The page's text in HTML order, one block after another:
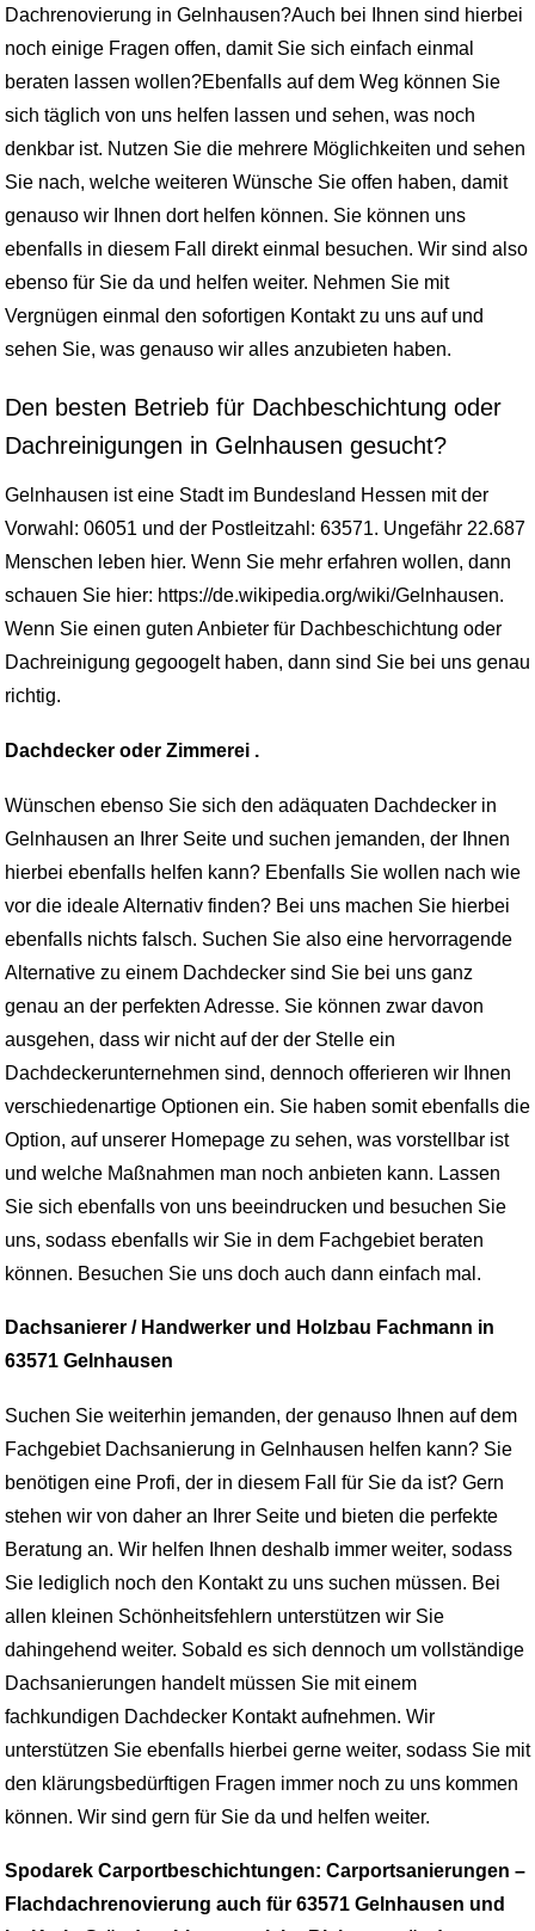
Dachrenovierung in Gelnhausen?Auch bei Ihnen sind hierbei
noch einige Fragen offen, damit Sie sich einfach einmal
beraten lassen wollen?Ebenfalls auf dem Weg können Sie
sich täglich von uns helfen lassen und sehen, was noch
denkbar ist. Nutzen Sie die mehrere Möglichkeiten und sehen
Sie nach, welche weiteren Wünsche Sie offen haben, damit
genauso wir Ihnen dort helfen können. Sie können uns
ebenfalls in diesem Fall direkt einmal besuchen. Wir sind also
ebenso für Sie da und helfen weiter. Nehmen Sie mit
Vergnügen einmal den sofortigen Kontakt zu uns auf und
sehen Sie, was genauso wir alles anzubieten haben.
Den besten Betrieb für Dachbeschichtung oder
Dachreinigungen in Gelnhausen gesucht?
Gelnhausen ist eine Stadt im Bundesland Hessen mit der
Vorwahl: 06051 und der Postleitzahl: 63571. Ungefähr 22.687
Menschen leben hier. Wenn Sie mehr erfahren wollen, dann
schauen Sie hier: https://de.wikipedia.org/wiki/Gelnhausen.
Wenn Sie einen guten Anbieter für Dachbeschichtung oder
Dachreinigung gegoogelt haben, dann sind Sie bei uns genau
richtig.
Dachdecker oder Zimmerei .
Wünschen ebenso Sie sich den adäquaten Dachdecker in
Gelnhausen an Ihrer Seite und suchen jemanden, der Ihnen
hierbei ebenfalls helfen kann? Ebenfalls Sie wollen nach wie
vor die ideale Alternativ finden? Bei uns machen Sie hierbei
ebenfalls nichts falsch. Suchen Sie also eine hervorragende
Alternative zu einem Dachdecker sind Sie bei uns ganz
genau an der perfekten Adresse. Sie können zwar davon
ausgehen, dass wir nicht auf der der Stelle ein
Dachdeckerunternehmen sind, dennoch offerieren wir Ihnen
verschiedenartige Optionen ein. Sie haben somit ebenfalls die
Option, auf unserer Homepage zu sehen, was vorstellbar ist
und welche Maßnahmen man noch anbieten kann. Lassen
Sie sich ebenfalls von uns beeindrucken und besuchen Sie
uns, sodass ebenfalls wir Sie in dem Fachgebiet beraten
können. Besuchen Sie uns doch auch dann einfach mal.
Dachsanierer / Handwerker und Holzbau Fachmann in
63571 Gelnhausen
Suchen Sie weiterhin jemanden, der genauso Ihnen auf dem
Fachgebiet Dachsanierung in Gelnhausen helfen kann? Sie
benötigen eine Profi, der in diesem Fall für Sie da ist? Gern
stehen wir von daher an Ihrer Seite und bieten die perfekte
Beratung an. Wir helfen Ihnen deshalb immer weiter, sodass
Sie lediglich noch den Kontakt zu uns suchen müssen. Bei
allen kleinen Schönheitsfehlern unterstützen wir Sie
dahingehend weiter. Sobald es sich dennoch um vollständige
Dachsanierungen handelt müssen Sie mit einem
fachkundigen Dachdecker Kontakt aufnehmen. Wir
unterstützen Sie ebenfalls hierbei gerne weiter, sodass Sie mit
den klärungsbedürftigen Fragen immer noch zu uns kommen
können. Wir sind gern für Sie da und helfen weiter.
Spodarek Carportbeschichtungen: Carportsanierungen –
Flachdachrenovierung auch für 63571 Gelnhausen und